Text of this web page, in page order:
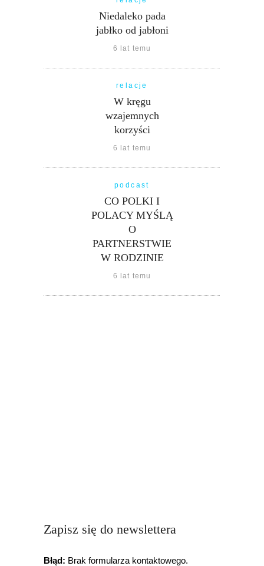
Niedaleko pada
jabłko od jabłoni
6 lat temu
relacje
W kręgu
wzajemnych
korzyści
6 lat temu
podcast
CO POLKI I
POLACY MYŚLĄ
O
PARTNERSTWIE
W RODZINIE
6 lat temu
Zapisz się do newslettera
Błąd: Brak formularza kontaktowego.